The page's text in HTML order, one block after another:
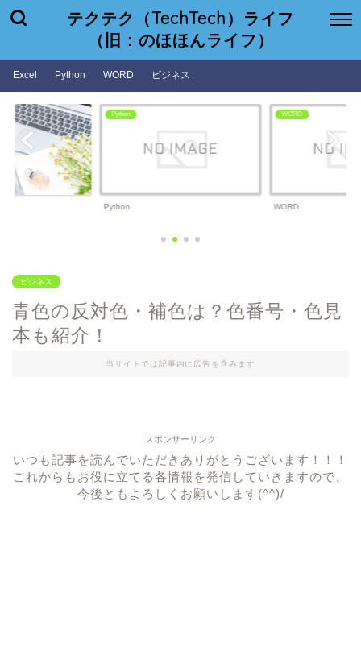
テクテク（TechTech）ライフ
（旧：のほほんライフ）
Excel Python WORD ビジネス
WORD
WORD
ビジネス
ビジネス
ビジネス
青色の反対色・補色は？色番号・色見
本も紹介！
当サイトでは記事内に広告を含みます
スポンサーリンク
いつも記事を読んでいただきありがとうございます！！！
これからもお役に立てる各情報を発信していきますので、
今後ともよろしくお願いします(^^)/